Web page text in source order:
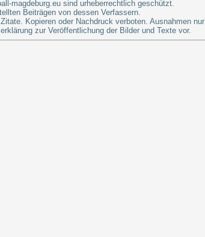
magdeburg.eu sind urheberrechtlich geschützt.
Beiträgen von dessen Verfassern.
Kopieren oder Nachdruck verboten. Ausnahmen nur
zur Veröffentlichung der Bilder und Texte vor.